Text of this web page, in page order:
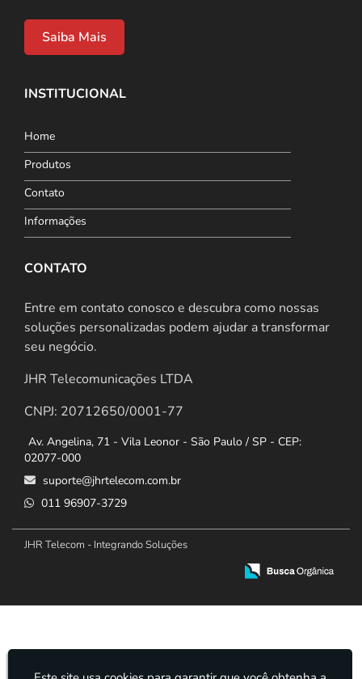
Saiba Mais
INSTITUCIONAL
Home
Produtos
Contato
Informações
CONTATO
Entre em contato conosco e descubra como nossas
soluções personalizadas podem ajudar a transformar
seu negócio.
JHR Telecomunicações LTDA
CNPJ: 20712650/0001-77
Av. Angelina, 71 - Vila Leonor - São Paulo / SP - CEP:
02077-000
suporte@jhrtelecom.com.br
011 96907-3729
JHR Telecom - Integrando Soluções